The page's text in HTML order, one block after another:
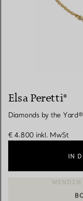
Elsa Peretti®
Diamonds by the
€ 4.800 inkl. MwSt
IN
EINEN